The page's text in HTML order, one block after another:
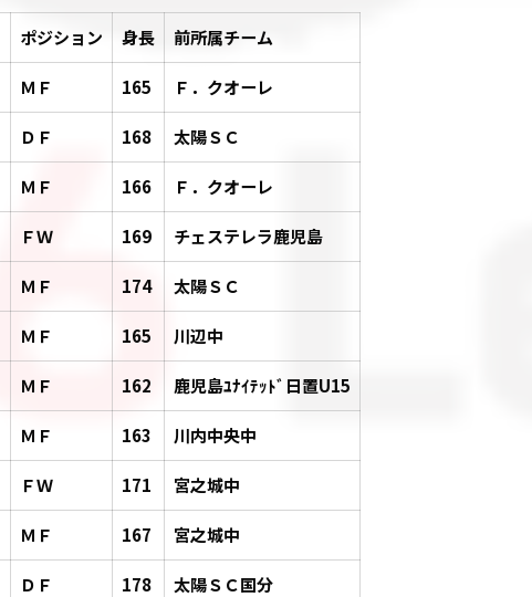
ポジション 身長 前所属チーム
ＭＦ 165 Ｆ．クオーレ
ＤＦ 168 太陽ＳＣ
ＭＦ 166 Ｆ．クオーレ
ＦＷ 169 チェステレラ鹿児島
ＭＦ 174 太陽ＳＣ
ＭＦ 165 川辺中
ＭＦ 162 鹿児島ﾕﾅｲﾃｯﾄﾞ日置U15
ＭＦ 163 川内中央中
ＦＷ 171 宮之城中
ＭＦ 167 宮之城中
ＤＦ 178 太陽ＳＣ国分